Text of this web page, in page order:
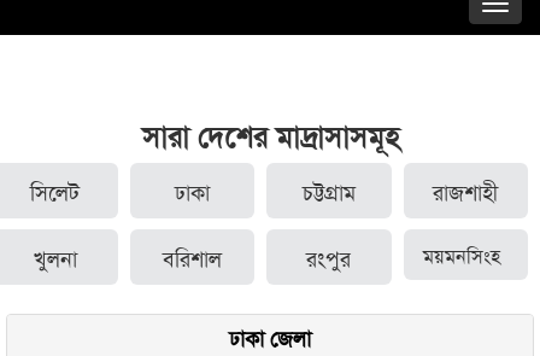
সারা দেশের মাদ্রাসাসমূহ
সিলেট ঢাকা চট্টগ্রাম রাজশাহী
খুলনা বরিশাল রংপুর ময়মনসিংহ
ঢাকা জেলা